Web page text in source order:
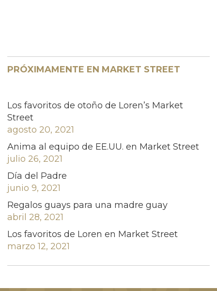
PRÓXIMAMENTE EN MARKET STREET
Los favoritos de otoño de Loren’s Market
Street
agosto 20, 2021
Anima al equipo de EE.UU. en Market Street
julio 26, 2021
Día del Padre
junio 9, 2021
Regalos guays para una madre guay
abril 28, 2021
Los favoritos de Loren en Market Street
marzo 12, 2021